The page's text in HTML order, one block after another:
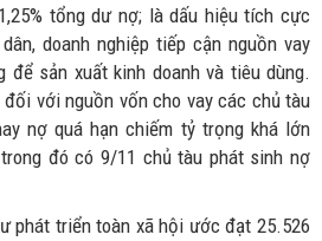
tổng dư nợ; là dấu hiệu tích cực
doanh nghiệp tiếp cận nguồn vay
sản xuất kinh doanh và tiêu dùng.
đối với nguồn vốn cho vay các chủ tàu
nợ quá hạn chiếm tỷ trọng khá lớn
đó có 9/11 chủ tàu phát sinh nợ
triển toàn xã hội ước đạt 25.526